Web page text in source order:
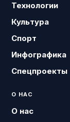
Технологии
Культура
Спорт
Инфографика
Спецпроекты
О НАС
О нас